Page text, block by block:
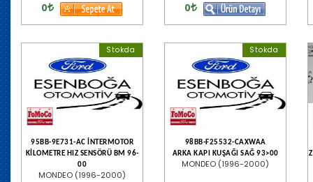
0 0
Stokda
95BB-9E731-AC İNTERMOTOR
KİLOMETRE HIZ SENSÖRÜ BM 96-
00
MONDEO (1996-2000)
Stokda
98BB-F25532-CAXWAA
ARKA KAPI KUŞAĞI SAĞ 93>00
MONDEO (1996-2000)